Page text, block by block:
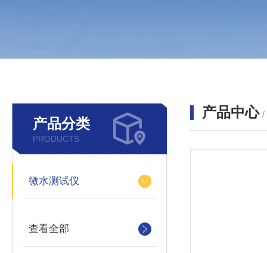
产品分类
PRODUCTS
微水测试仪
查看全部
产品中心 /